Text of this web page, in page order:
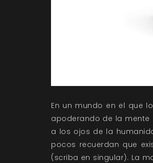
En un mundo en el que
apoderando de la
a los ojos de la
pocos recuerdan que
(scriba en singular). La